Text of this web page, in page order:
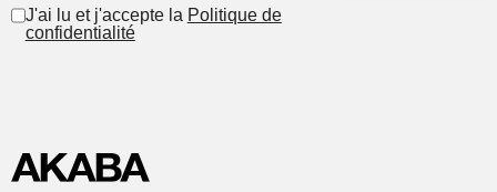
J'ai lu et j'accepte la Politique de
confidentialité